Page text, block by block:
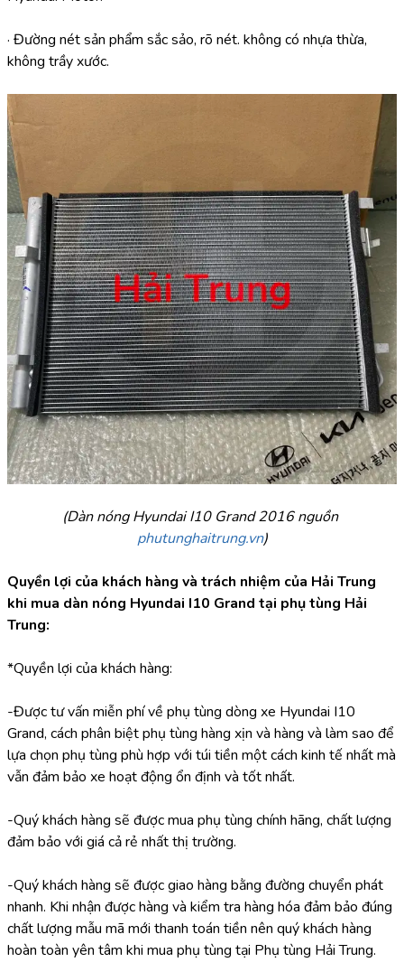
· Đường nét sản phẩm sắc sảo, rõ nét. không có nhựa thừa,
không trầy xước.
(Dàn nóng Hyundai I10 Grand 2016 nguồn
phutunghaitrung.vn)
Quyền lợi của khách hàng và trách nhiệm của Hải Trung
khi mua dàn nóng Hyundai I10 Grand tại phụ tùng Hải
Trung:
*Quyền lợi của khách hàng:
-Được tư vấn miễn phí về phụ tùng dòng xe Hyundai I10
Grand, cách phân biệt phụ tùng hàng xịn và hàng và làm sao để
lựa chọn phụ tùng phù hợp với túi tiền một cách kinh tế nhất mà
vẫn đảm bảo xe hoạt động ổn định và tốt nhất.
-Quý khách hàng sẽ được mua phụ tùng chính hãng, chất lượng
đảm bảo với giá cả rẻ nhất thị trường.
-Quý khách hàng sẽ được giao hàng bằng đường chuyển phát
nhanh. Khi nhận được hàng và kiểm tra hàng hóa đảm bảo đúng
chất lượng mẫu mã mới thanh toán tiền nên quý khách hàng
hoàn toàn yên tâm khi mua phụ tùng tại Phụ tùng Hải Trung.